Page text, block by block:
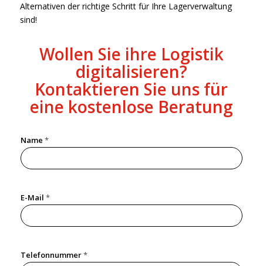
Alternativen der richtige Schritt für Ihre Lagerverwaltung
sind!
Wollen Sie ihre Logistik
digitalisieren?
Kontaktieren Sie uns für
eine kostenlose Beratung
Name *
E-Mail *
a
Telefonnummer*